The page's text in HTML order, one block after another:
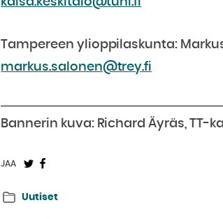
Tampereen ylioppilaskunta:
markus.salonen@trey.fi
Bannerin kuva: Richard Äyräs, TT-
JAA
JaaJaa
Uutiset